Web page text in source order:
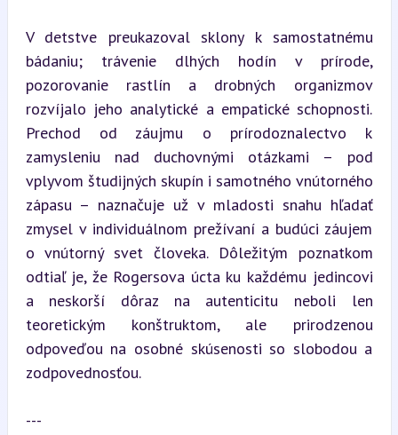
V detstve preukazoval sklony k samostatnému
bádaniu; trávenie dlhých hodín v prírode,
pozorovanie rastlín a drobných organizmov
rozvíjalo jeho analytické a empatické schopnosti.
Prechod od záujmu o prírodoznalectvo k
zamysleniu nad duchovnými otázkami – pod
vplyvom študijných skupín i samotného vnútorného
zápasu – naznačuje už v mladosti snahu hľadať
zmysel v individuálnom prežívaní a budúci záujem
o vnútorný svet človeka. Dôležitým poznatkom
odtiaľ je, že Rogersova úcta ku každému jedincovi
a neskorší dôraz na autenticitu neboli len
teoretickým konštruktom, ale prirodzenou
odpoveďou na osobné skúsenosti so slobodou a
zodpovednosťou.
---